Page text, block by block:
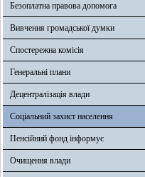
Безоплатна правова допомога
Вивчення громадської думки
Спостережна комісія
Генеральні плани
Децентралізація влади
Соціальний захист населення
Пенсійний фонд інформує
Очищення влади